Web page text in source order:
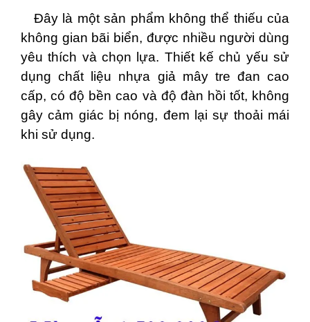
Đây là một sản phẩm không thể thiếu của
không gian bãi biển, được nhiều người dùng
yêu thích và chọn lựa. Thiết kế chủ yếu sử
dụng chất liệu nhựa giả mây tre đan cao
cấp, có độ bền cao và độ đàn hồi tốt, không
gây cảm giác bị nóng, đem lại sự thoải mái
khi sử dụng.